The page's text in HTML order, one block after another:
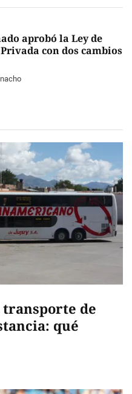
aprobó la Ley de
con dos cambios
de
qué